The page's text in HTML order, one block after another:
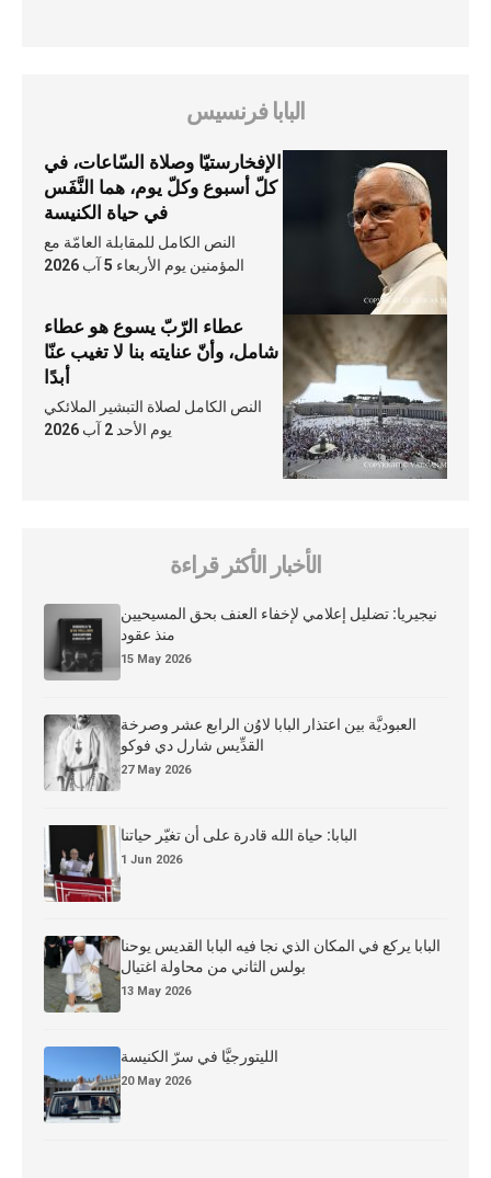
البابا فرنسيس
الإفخارستيّا وصلاة السّاعات، في
كلّ أسبوع وكلّ يوم، هما النَّفَس
في حياة الكنيسة
النص الكامل للمقابلة العامّة مع
المؤمنين يوم الأربعاء 5 آب 2026
عطاء الرّبّ يسوع هو عطاء
شامل، وأنّ عنايته بنا لا تغيب عنّا
أبدًا
النص الكامل لصلاة التبشير الملائكي
يوم الأحد 2 آب 2026
الأخبار الأكثر قراءة
نيجيريا: تضليل إعلامي لإخفاء العنف بحق المسيحيين
منذ عقود
15 May 2026
العبوديَّة بين اعتذار البابا لاوُن الرابع عشر وصرخة
القدِّيس شارل دي فوكو
27 May 2026
البابا: حياة الله قادرة على أن تغيّر حياتنا
1 Jun 2026
البابا يركع في المكان الذي نجا فيه البابا القديس يوحنا
بولس الثاني من محاولة اغتيال
13 May 2026
الليتورجيَّا في سرّ الكنيسة
20 May 2026